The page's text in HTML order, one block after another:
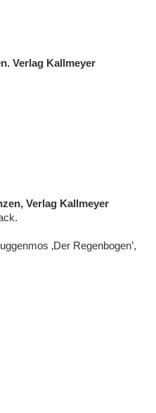
Verlag Kallmeyer
Verlag Kallmeyer
‚Der Regenbogen’,